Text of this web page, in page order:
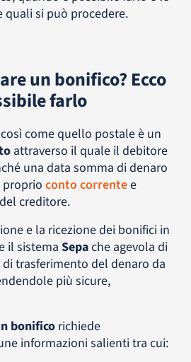
si può procedere.
un bonifico? Ecco
farlo
come quello postale è un
attraverso il quale il debitore
una data somma di denaro
proprio conto correntee
creditore.
e la ricezione dei bonifici in
il sistema Sepache agevola di
trasferimento del denaro da
più sicure,
bonifico richiede
informazioni salienti tra cui: